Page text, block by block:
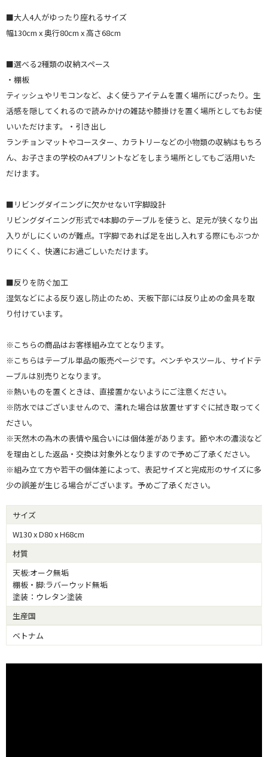
■大人4人がゆったり座れるサイズ
幅130cm x 奥行80cm x 高さ68cm
■選べる2種類の収納スペース
・棚板
ティッシュやリモコンなど、よく使うアイテムを置く場所にぴったり。生
活感を隠してくれるので読みかけの雑誌や膝掛けを置く場所としてもお使
いいただけます。・引き出し
ランチョンマットやコースター、カラトリーなどの小物類の収納はもちろ
ん、お子さまの学校のA4プリントなどをしまう場所としてもご活用いた
だけます。
■リビングダイニングに欠かせないT字脚設計
リビングダイニング形式で4本脚のテーブルを使うと、足元が狭くなり出
入りがしにくいのが難点。T字脚であれば足を出し入れする際にもぶつか
りにくく、快適にお過ごしいただけます。
■反りを防ぐ加工
湿気などによる反り返し防止のため、天板下部には反り止めの金具を取
り付けています。
※こちらの商品はお客様組み立てとなります。
※こちらはテーブル単品の販売ページです。ベンチやスツール、サイドテ
ーブルは別売りとなります。
※熱いものを置くときは、直接置かないようにご注意ください。
※防水ではございませんので、濡れた場合は放置せずすぐに拭き取ってく
ださい。
※天然木の為木の表情や風合いには個体差があります。節や木の濃淡など
を理由とした返品・交換は対象外となりますので予めご了承ください。
※組み立て方や若干の個体差によって、表記サイズと完成形のサイズに多
少の誤差が生じる場合がございます。予めご了承ください。
サイズ
W130 x D80 x H68cm
材質
天板:オーク無垢
棚板・脚:ラバーウッド無垢
塗装：ウレタン塗装
生産国
ベトナム